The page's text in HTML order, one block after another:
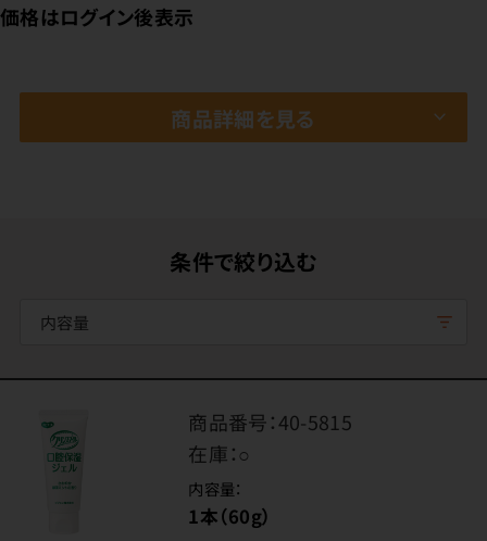
価格はログイン後表示
商品詳細を見る
条件で絞り込む
内容量
商品番号：40-5815
在庫：○
内容量：
1本（60g）